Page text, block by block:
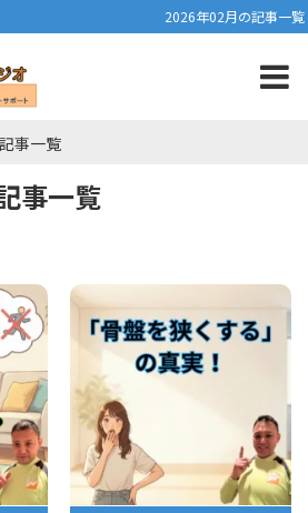
2026年02月の記事一覧
事一覧
事一覧